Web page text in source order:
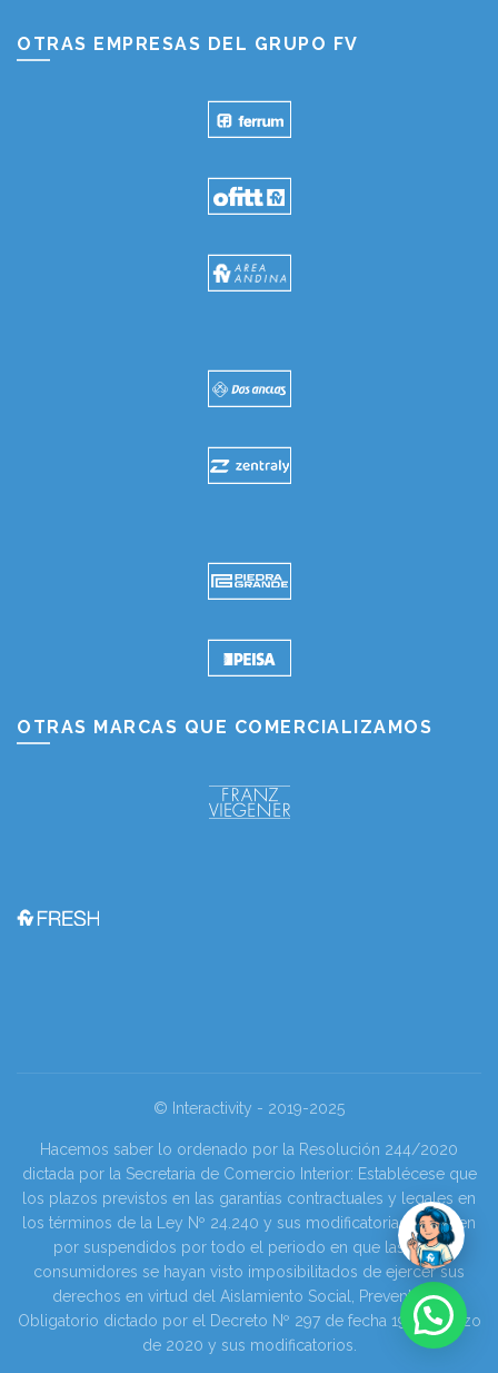
OTRAS EMPRESAS DEL GRUPO FV
OTRAS MARCAS QUE COMERCIALIZAMOS
© Interactivity - 2019-2025
Hacemos saber lo ordenado por la Resolución 244/2020
dictada por la Secretaria de Comercio Interior: Establécese que
los plazos previstos en las garantías contractuales y legales en
los términos de la Ley Nº 24.240 y sus modificatorias se tienen
por suspendidos por todo el periodo en que las y los
consumidores se hayan visto imposibilitados de ejercer sus
derechos en virtud del Aislamiento Social, Preventivo y
Obligatorio dictado por el Decreto Nº 297 de fecha 19 de marzo
de 2020 y sus modificatorios.